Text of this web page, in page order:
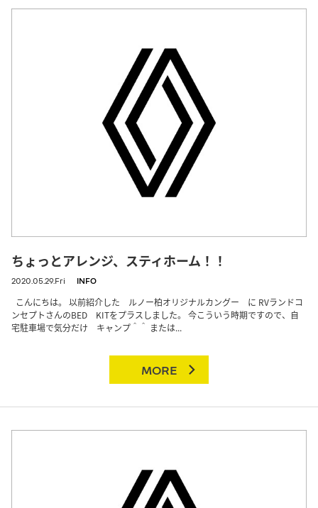
ちょっとアレンジ、スティホーム！！
2020.05.29.Fri INFO
こんにちは。 以前紹介した ルノー柏オリジナルカングー に RVランドコ
ンセプトさんのBED KITをプラスしました。 今こういう時期ですので、自
宅駐車場で気分だけ キャンプ＾＾ または...
MORE